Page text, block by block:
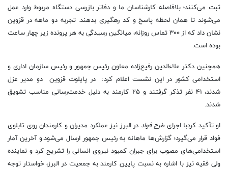
ثبت می‌کنند؛ بلافاصله کارشناسان ما و دفاتر بازرسی دستگاه مربوط وارد عمل
می‌شوند تا همان لحظه پاسخ و کد رهگیری بدهند. تجربه دو ماهه در قزوین
نشان داد که از ۳۰۰ تماس روزانه، میانگین رسیدگی به هر پرونده زیر چهار ساعت
بوده است.
همچنین دکتر علاءالدین رفیع‌زاده معاون رئیس جمهور و رئیس سازمان اداری و
استخدامی کشور در این نشست اعلام کرد: در پایلوت قزوین دو مدیر عزل
شدند، ۴۱ نفر تذکر گرفتند و ۲۵ کارمند به دلیل خدمت‌رسانی مناسب تشویق
شدند.
او تأکید کردبا اجرای طرح فواد در البرز نیز عملکرد مدیران و کارمندان روی تابلوی
فواد قرار می‌گیرد؛ گزارش‌ها ماهانه به رئیس جمهور ارسال می‌شود.و آخرین آمار
استخدامی‌های مصوب برای جبران کمبود نیروی انسانی را تشریح کرد و نماینده
ولی فقیه نیز با اشاره به نسبت پایین کارمند به جمعیت در البرز، خواستار توجه